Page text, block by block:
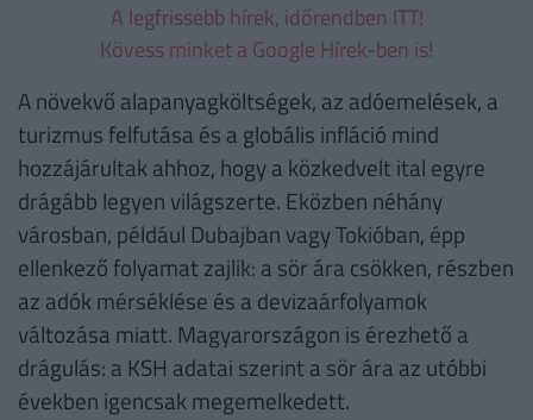
A legfrissebb hírek, időrendben ITT!
Kövess minket a Google Hírek-ben is!
A növekvő alapanyagköltségek, az adóemelések, a
turizmus felfutása és a globális infláció mind
hozzájárultak ahhoz, hogy a közkedvelt ital egyre
drágább legyen világszerte. Eközben néhány
városban, például Dubajban vagy Tokióban, épp
ellenkező folyamat zajlik: a sör ára csökken, részben
az adók mérséklése és a devizaárfolyamok
változása miatt. Magyarországon is érezhető a
drágulás: a KSH adatai szerint a sör ára az utóbbi
években igencsak megemelkedett.